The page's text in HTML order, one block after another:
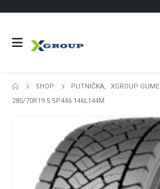
SHOP PUTNIČKA,
XGROUP GUME
285/70R19.5 SP446 146L144M